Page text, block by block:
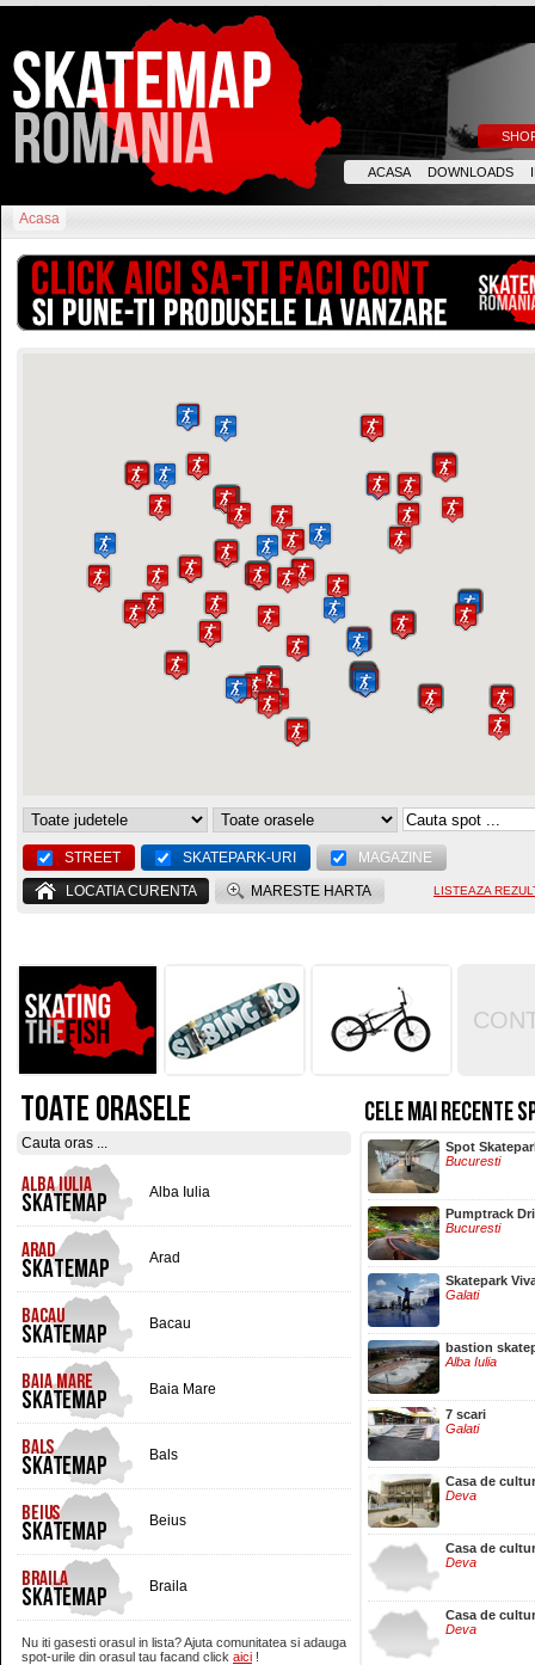
ACASA DOWNLOADS
Acasa
STREET SKATEPARK-URI
MAGAZINE
LOCATIA CURENTA
MARESTE HARTA LISTEAZA
TOATE ORASELE
Alba Iulia
Arad
Bacau
Baia Mare
Bals
Beius
Braila
Brasov
Nu iti gasesti orasul in lista? Ajuta comunitatea si adauga
spot-urile din orasul tau facand click aici !
CELE MAI RECENTE
Hala Centrala
Iasi
Spot
Bucuresti
Pumptrack
Bucuresti
Skatepark
Galati
bastion
Alba Iulia
7 scari
Galati
Casa de
Deva
Casa de
Deva
Casa de
Deva